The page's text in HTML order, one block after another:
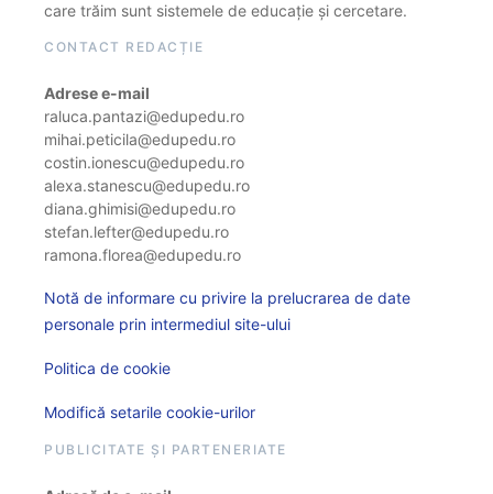
care trăim sunt sistemele de educație și cercetare.
CONTACT REDACȚIE
Adrese e-mail
raluca.pantazi@edupedu.ro
mihai.peticila@edupedu.ro
costin.ionescu@edupedu.ro
alexa.stanescu@edupedu.ro
diana.ghimisi@edupedu.ro
stefan.lefter@edupedu.ro
ramona.florea@edupedu.ro
Notă de informare cu privire la prelucrarea de date
personale prin intermediul site-ului
Politica de cookie
Modifică setarile cookie-urilor
PUBLICITATE ȘI PARTENERIATE